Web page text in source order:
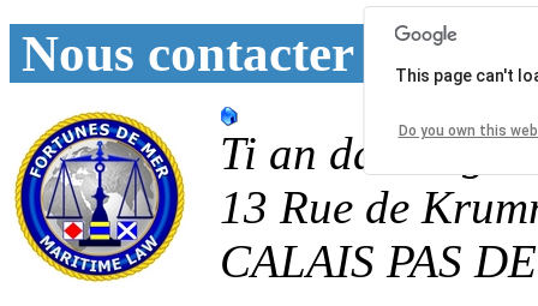
Nous contacter
Ti an
13 Rue de
CALAIS PAS
This page can't
Do you own this